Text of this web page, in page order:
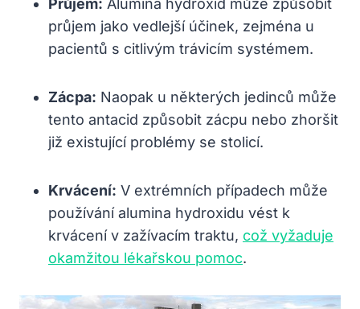
průjem jako vedlejší účinek, zejména u
pacientů s citlivým trávicím systémem.
Zácpa: Naopak u některých jedinců může
tento antacid způsobit zácpu nebo zhoršit
již existující problémy se stolicí.
Krvácení: V extrémních případech může
používání alumina hydroxidu vést k
krvácení v zažívacím traktu, což vyžaduje
okamžitou lékařskou pomoc.